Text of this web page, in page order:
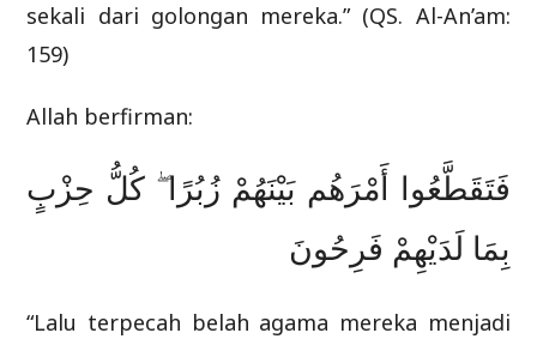
sekali dari golongan mereka.” (QS. Al-An’am:
159)
Allah berfirman:
فَتَقَطَّعُوا أَمْرَهُم بَيْنَهُمْ زُبُرًا ۖ كُلُّ حِزْبٍ
بِمَا لَدَيْهِمْ فَرِحُونَ
“Lalu terpecah belah agama mereka menjadi